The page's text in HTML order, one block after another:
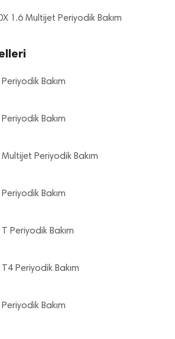
1.6 Multijet Periyodik Bakım
Bakım
Bakım
Periyodik Bakım
Bakım
Periyodik Bakım
Periyodik Bakım
Bakım